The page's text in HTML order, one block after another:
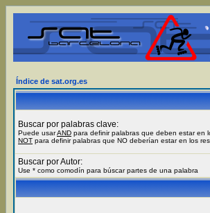
Índice de sat.org.es
Buscar por palabras clave:
Puede usarAND para definir palabras que deben estar en
NOT para definir palabras que NO deberían estar en los
Buscar por Autor:
Use * como comodín para búscar partes de una palabra